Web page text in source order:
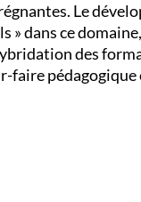
Le
» dans ce
des
faire